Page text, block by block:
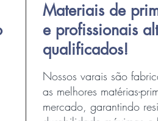
Materiais de
e profissionais
qualificados!
Nossos varais são
as melhores matérias-
mercado, garantindo